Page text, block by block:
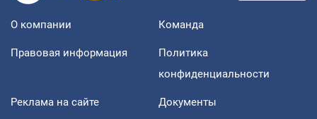
О компании Команда
Правовая информация
Политика
конфиденциальности
Реклама на сайте Документы